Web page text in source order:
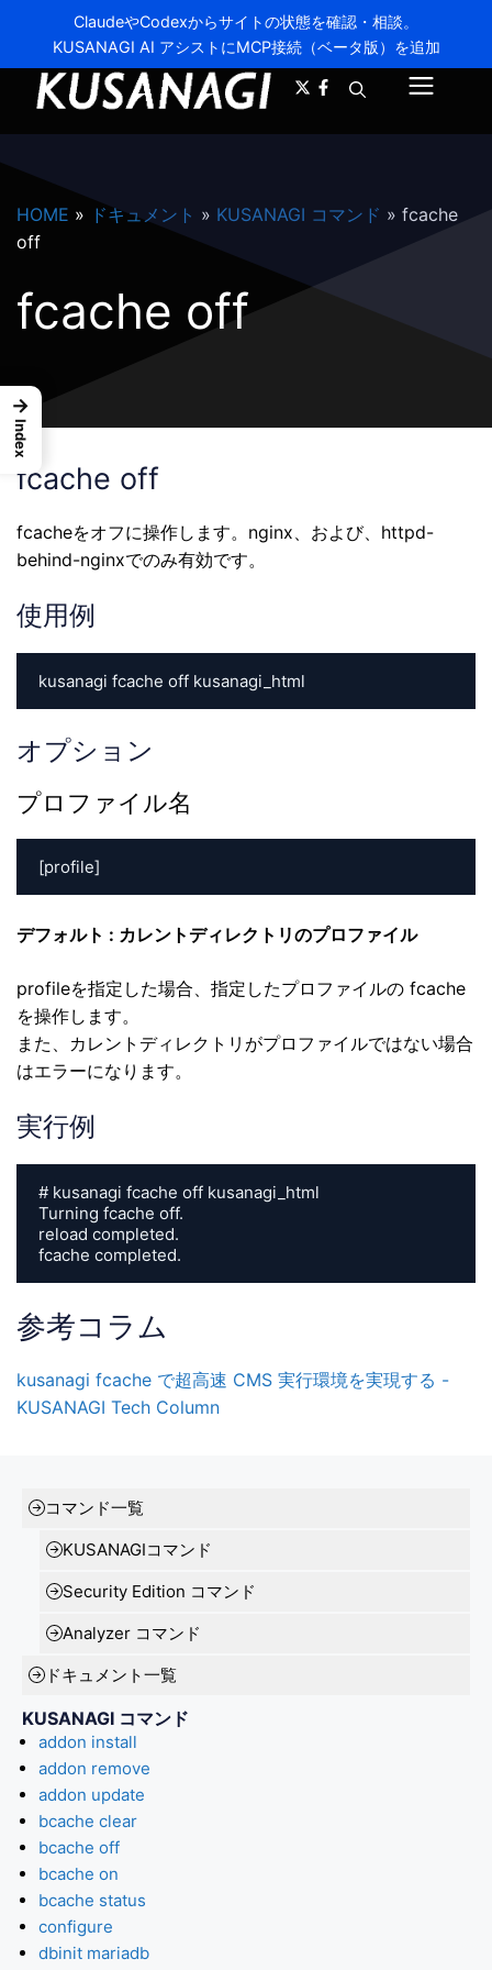
ClaudeやCodexからサイトの状態を確認・相談。
KUSANAGI AI アシストにMCP接続（ベータ版）を追加
ニ
ー
HOME » ドキュメント » KUSANAGI コマンド » fcache
off
fcache off
fcache off
fcacheをオフに操作します。nginx、および、httpd-
behind-nginxでのみ有効です。
使用例
kusanagi fcache off kusanagi_html
オプション
プロファイル名
[profile]
デフォルト : カレントディレクトリのプロファイル
profileを指定した場合、指定したプロファイルの fcache
を操作します。
また、カレントディレクトリがプロファイルではない場合
はエラーになります。
実行例
# kusanagi fcache off kusanagi_html
Turning fcache off.
reload completed.
fcache completed.
参考コラム
kusanagi fcache で超高速 CMS 実行環境を実現する -
KUSANAGI Tech Column
コマンド一覧
KUSANAGIコマンド
Security Edition コマンド
Analyzer コマンド
ドキュメント一覧
KUSANAGI コマンド
addon install
addon remove
addon update
bcache clear
bcache off
bcache on
bcache status
configure
dbinit mariadb
→
Index
A- A+